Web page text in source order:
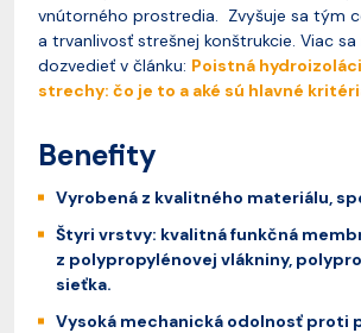
vnútorného prostredia. Zvyšuje sa tým
a trvanlivosť strešnej konštrukcie. Viac
dozvedieť v článku: Poistná
strechy: čo je to a aké sú hlavné
Benefity
Vyrobená z kvalitného materiálu,
Štyri vrstvy: kvalitná funkčná
z polypropylénovej vlákniny,
sieťka.
Vysoká mechanická odolnosť proti